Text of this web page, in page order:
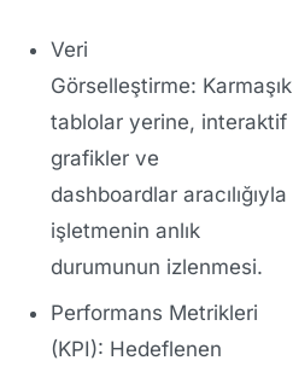
Veri
Görselleştirme: Karmaşık
tablolar yerine, interaktif
grafikler ve
dashboardlar aracılığıyla
işletmenin anlık
durumunun izlenmesi.
Performans Metrikleri
(KPI): Hedeflenen